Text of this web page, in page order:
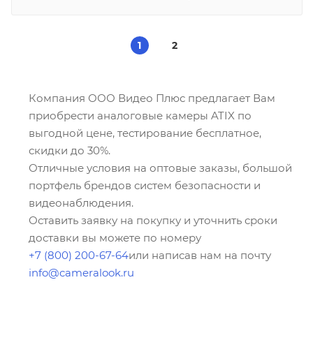
1 2
Компания ООО Видео Плюс предлагает Вам
приобрести аналоговые камеры ATIX по
выгодной цене, тестирование бесплатное,
скидки до 30%.
Отличные условия на оптовые заказы, большой
портфель брендов систем безопасности и
видеонаблюдения.
Оставить заявку на покупку и уточнить сроки
доставки вы можете по номеру
+7 (800) 200-67-64или написав нам на почту
info@cameralook.ru